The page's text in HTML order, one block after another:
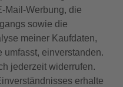
Mail-Werbung, die
sowie die
meiner Kaufdaten,
umfasst, einverstanden.
jederzeit widerrufen.
erhalte